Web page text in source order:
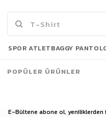
E-Bültene abone ol, yeniliklerden
SPOR ATLETBAGGY
POPÜLER ÜRÜNLER